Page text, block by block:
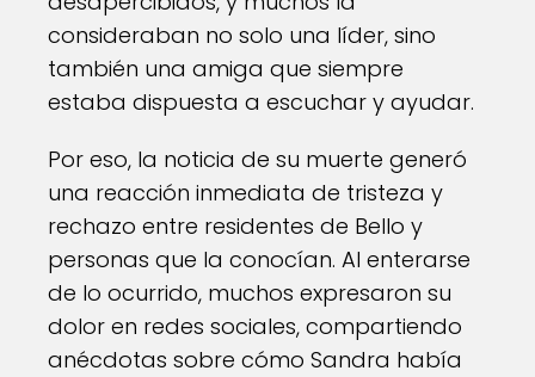
consideraban no solo una líder, sino
también una amiga que siempre
estaba dispuesta a escuchar y ayudar.
Por eso, la noticia de su muerte generó
una reacción inmediata de tristeza y
rechazo entre residentes de Bello y
personas que la conocían. Al enterarse
de lo ocurrido, muchos expresaron su
dolor en redes sociales, compartiendo
anécdotas sobre cómo Sandra había